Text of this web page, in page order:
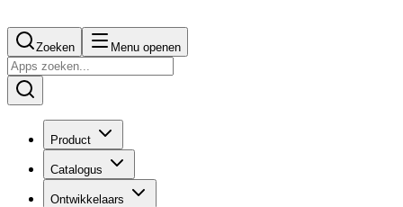
Zoeken Menu openen
Product
Catalogus
Ontwikkelaars